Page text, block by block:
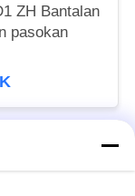
ZH Bantalan
pasokan